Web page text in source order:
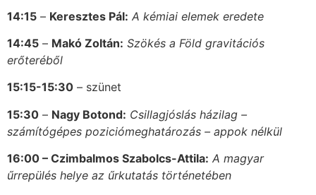
14:15 – Keresztes Pál: A kémiai elemek eredete
14:45 – Makó Zoltán: Szökés a Föld gravitációs
erőteréből
15:15-15:30 – szünet
15:30 – Nagy Botond: Csillagjóslás házilag –
számítógépes poziciómeghatározás – appok nélkül
16:00 – Czimbalmos Szabolcs-Attila: A magyar
űrrepülés helye az űrkutatás történetében